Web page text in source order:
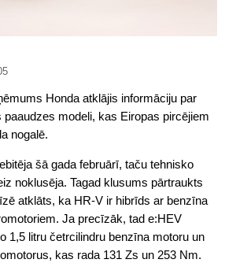
Honda atklājis informāciju par
modeli, kas Eiropas pircējiem
nogalē.
šā gada februārī, taču tehnisko
noklusēja. Tagad klusums pārtraukts
atklāts, ka HR-V ir hibrīds ar benzīna
Ja precīzāk, tad e:HEV
1,5 litru četrcilindru benzīna motoru un
kas rada 131 Zs un 253 Nm.